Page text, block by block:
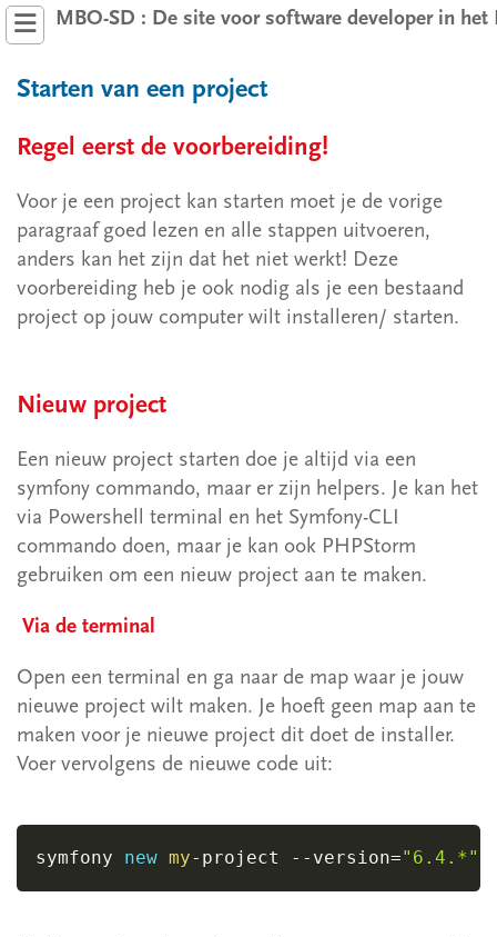
JavaScript
Symfony 6.4
1 Wat is Symfony
2.2 Nieuw project
2.3 Bestaand project
3 MVC model
4 Routeren
5 CRUD
6 Formulieren
7 Relaties
8 In-/ uitloggen
Node.js
Overig
MBO-SD : De site voor software developer in het
Starten van een project
Regel eerst de voorbereiding!
Voor je een project kan starten moet je de vorige
paragraaf goed lezen en alle stappen uitvoeren,
anders kan het zijn dat het niet werkt! Deze
voorbereiding heb je ook nodig als je een bestaand
project op jouw computer wilt installeren/ starten.
Nieuw project
Een nieuw project starten doe je altijd via een
symfony commando, maar er zijn helpers. Je kan het
via Powershell terminal en het Symfony-CLI
commando doen, maar je kan ook PHPStorm
gebruiken om een nieuw project aan te maken.
Via de terminal
Open een terminal en ga naar de map waar je jouw
nieuwe project wilt maken. Je hoeft geen map aan te
maken voor je nieuwe project dit doet de installer.
Voer vervolgens de nieuwe code uit:
symfony new my- project -- version="6.4.*"